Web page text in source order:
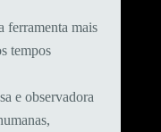
ferramenta mais
tempos
e observadora